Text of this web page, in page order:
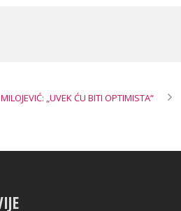
MILOJEVIĆ: „UVEK ĆU BITI OPTIMISTA“